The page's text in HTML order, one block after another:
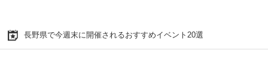
長野県で今週末に開催されるおすすめイベント20選